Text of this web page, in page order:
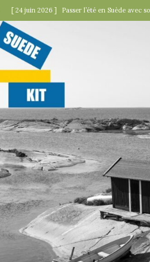
[ 24 juin 2026 ] Passer l’été en Suède avec
[ 22 juin 2026 ]
[ 18 juin 2026 ]
[ 15 juin 2026 ]
SUÉDOISES
[ 6 juin 2026 ] Le rire s’invite à table : «